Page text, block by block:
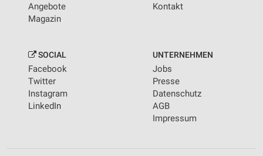
Angebote
Magazin
Kontakt
SOCIAL
Facebook
Twitter
Instagram
LinkedIn
UNTERNEHMEN
Jobs
Presse
Datenschutz
AGB
Impressum